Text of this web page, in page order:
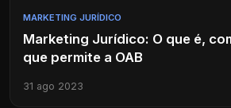
MARKETING JURÍDICO
Marketing Jurídico: O que é,
que permite a OAB
31 ago 2023